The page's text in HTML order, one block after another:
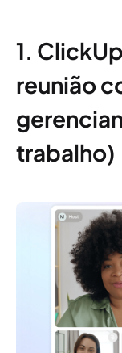
1.
reunião
trabalho)